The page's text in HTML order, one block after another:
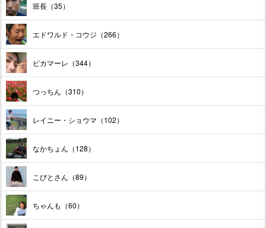
班長（35）
エドワルド・コウジ（266）
ピカマーレ（344）
つっちん（310）
レイニー・ショウマ（102）
なかちょん（128）
こびとさん（89）
ちゃんも（60）